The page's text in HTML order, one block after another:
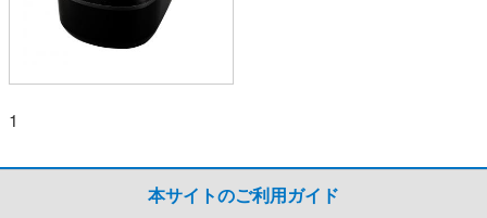
1
本サイトのご利用ガイド